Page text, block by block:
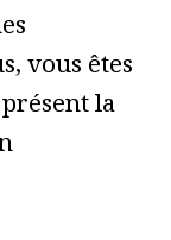
vous êtes
la